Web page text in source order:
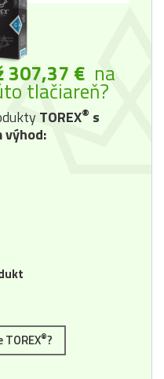
307,37 € na
tlačiareň?
TOREX® s
výhod:
®?